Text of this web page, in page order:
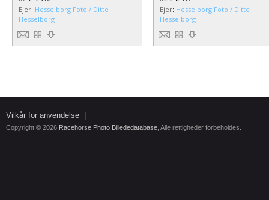
Ejer: Hesselborg Foto / Ditte
Hesselborg
Ejer: Hesselborg Foto / Ditte
Hesselborg
Vilkår for anvendelse
Copyright © 2026 Racehorse Photo Billededatabase , Alle rettigheder forbeholdes.